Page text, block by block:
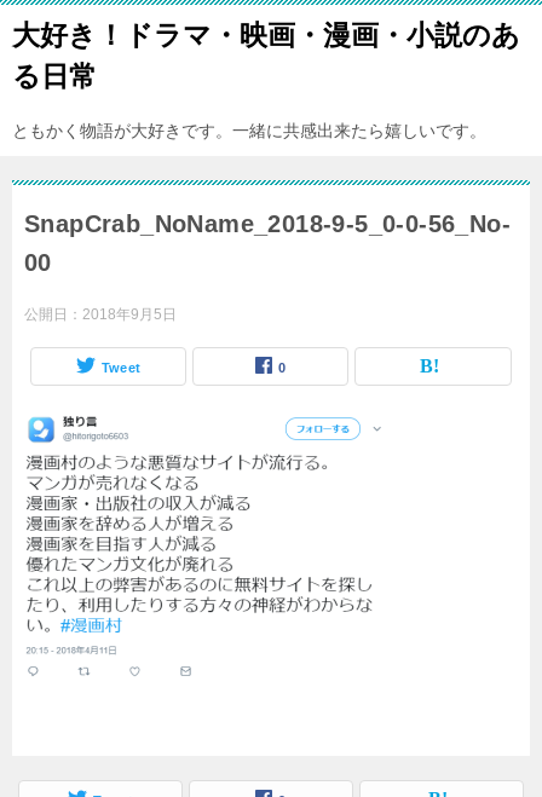
大好き！ドラマ・映画・漫画・小説のあ
る日常
ともかく物語が大好きです。一緒に共感出来たら嬉しいです。
SnapCrab_NoName_2018-9-5_0-0-56_No-
00
公開日： 2018年9月5日
Tweet 0